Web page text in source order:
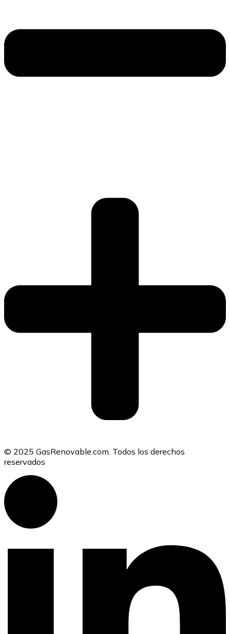
© 2025 GasRenovable.com. Todos los derechos
reservados